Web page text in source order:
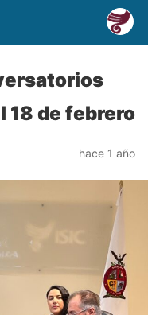
18 de febrero
hace 1 año